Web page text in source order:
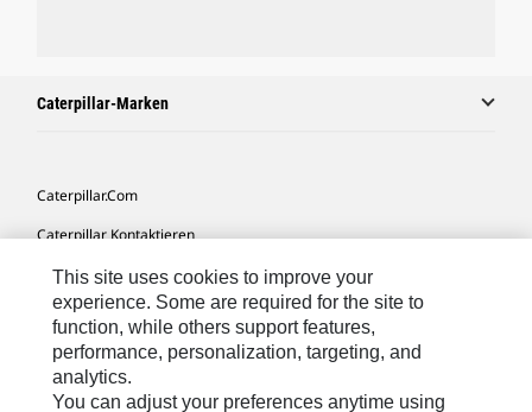
Caterpillar-Marken
Caterpillar.com
Caterpillar Kontaktieren
Meine Marketing-Präferenzen
Seitenübersicht
Cookie Settings
Rechtliche Hinweise
This site uses cookies to improve your
experience. Some are required for the site to
function, while others support features,
performance, personalization, targeting, and
analytics.
You can adjust your preferences anytime using